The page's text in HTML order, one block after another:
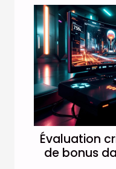
Évaluation
de bonus